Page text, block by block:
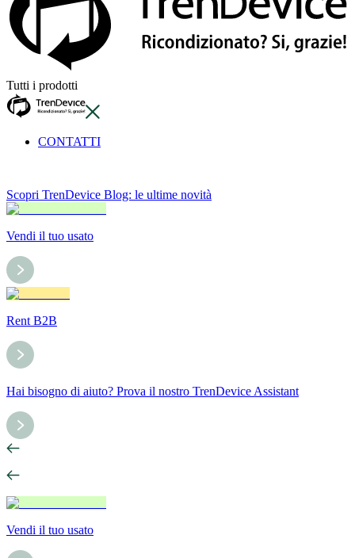
Tutti i prodotti
CONTATTI
Scopri TrenDevice Blog: le ultime novità
Vendi il tuo usato
Rent B2B
Hai bisogno di aiuto? Prova il nostro TrenDevice Assistant
Vendi il tuo usato